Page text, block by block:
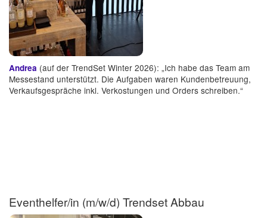
Andrea (auf der TrendSet Winter 2026): „Ich habe das Team am
Messestand unterstützt. Die Aufgaben waren Kundenbetreuung,
Verkaufsgespräche inkl. Verkostungen und Orders schreiben.“
Eventhelfer/in (m/w/d) Trendset Abbau